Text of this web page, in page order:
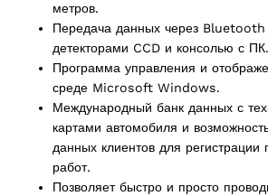
метров.
Передача данных через
детекторами CCD и консолью с ПК.
Программа управления и
среде Microsoft Windows.
Международный банк данных с
картами автомобиля и
данных клиентов для регистрации
работ.
Позволяет быстро и просто